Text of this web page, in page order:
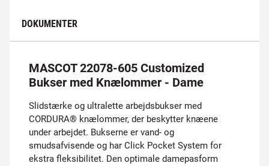
DOKUMENTER
MASCOT 22078-605 Customized
Bukser med Knælommer - Dame
Slidstærke og ultralette arbejdsbukser med
CORDURA® knælommer, der beskytter knæene
under arbejdet. Bukserne er vand- og
smudsafvisende og har Click Pocket System for
ekstra fleksibilitet. Den optimale damepasform